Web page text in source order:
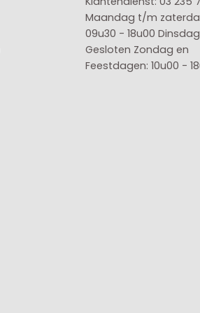
Maandag t/m
09u30 - 18u00
Gesloten Zondag en
Feestdagen: 10u00 -